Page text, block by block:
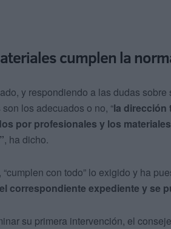
cumplen la
y respondiendo a las dudas
los adecuados o no, “la dirección
por profesionales y los
, ha dicho.
con todo” lo exigido y ha
correspondiente expediente y se
su primera intervención, el